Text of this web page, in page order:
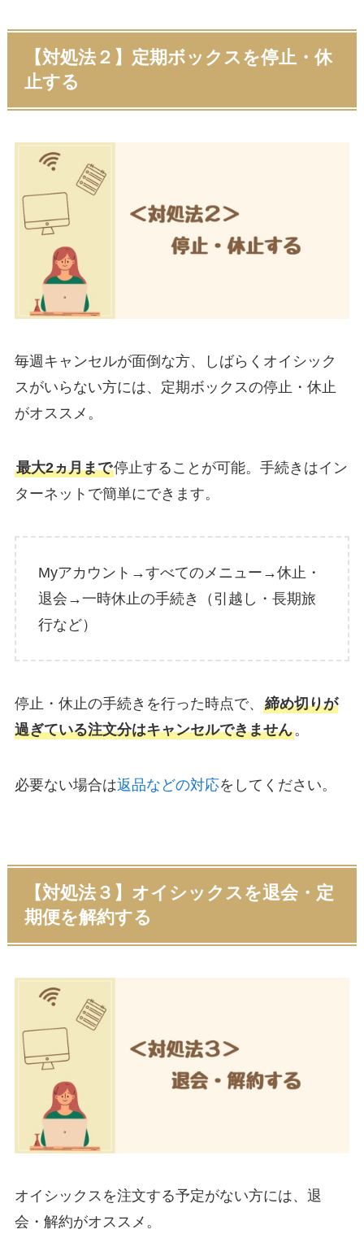
【対処法２】定期ボックスを停止・休
止する
毎週キャンセルが面倒な方、しばらくオイシック
スがいらない方には、定期ボックスの停止・休止
がオススメ。
最大2ヵ月まで停止することが可能。手続きはイン
ターネットで簡単にできます。
Myアカウント→すべてのメニュー→休止・
退会→一時休止の手続き（引越し・長期旅
行など）
停止・休止の手続きを行った時点で、 締め切りが
過ぎている注文分はキャンセルできません。
必要ない場合は返品などの対応をしてください。
【対処法３】オイシックスを退会・定
期便を解約する
オイシックスを注文する予定がない方には、退
会・解約がオススメ。